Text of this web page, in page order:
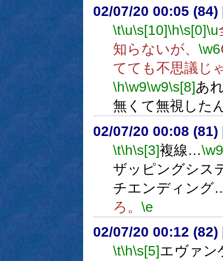
02/07/20 00:05 (84)
\t\u\s[10]\h\s[0]\u
知らないが、 \w6
てても不思議じ
\h\w9\w9\s[8]あ
無くて無視した
02/07/20 00:08 (81)
\t\h\s[3]複線…\w9
ザッピングシス
チエンディング
ろ。 \e
02/07/20 00:12 (82)
\t\h\s[5]エヴァン